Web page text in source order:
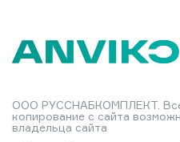
ООО РУССНАБКОМПЛЕКТ.
копирование с сайта
владельца сайта